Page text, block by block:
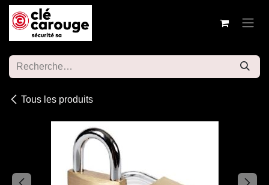
Se rendre au contenu
Tous les produits